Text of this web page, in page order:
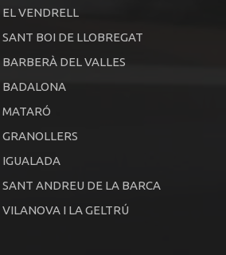
EL VENDRELL
SANT BOI DE LLOBREGAT
BARBERÀ DEL VALLES
BADALONA
MATARÓ
GRANOLLERS
IGUALADA
SANT ANDREU DE LA BARCA
VILANOVA I LA GELTRÚ